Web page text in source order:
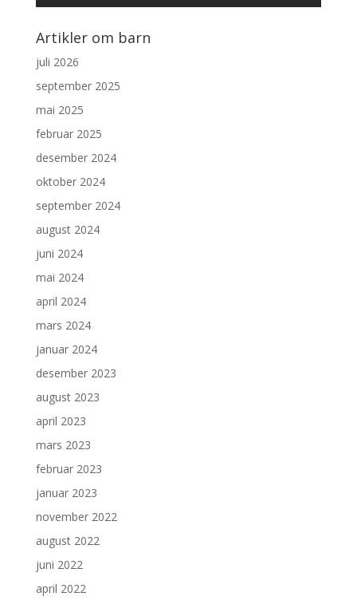
Artikler om barn
juli 2026
september 2025
mai 2025
februar 2025
desember 2024
oktober 2024
september 2024
august 2024
juni 2024
mai 2024
april 2024
mars 2024
januar 2024
desember 2023
august 2023
april 2023
mars 2023
februar 2023
januar 2023
november 2022
august 2022
juni 2022
april 2022